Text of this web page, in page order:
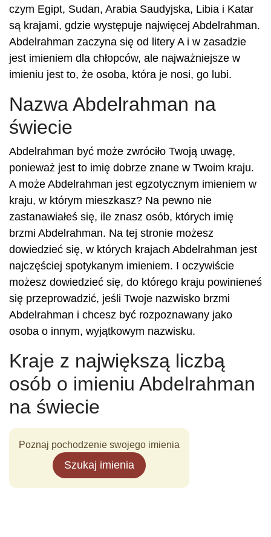
czym Egipt, Sudan, Arabia Saudyjska, Libia i Katar
są krajami, gdzie występuje najwięcej Abdelrahman.
Abdelrahman zaczyna się od litery A i w zasadzie
jest imieniem dla chłopców, ale najważniejsze w
imieniu jest to, że osoba, która je nosi, go lubi.
Nazwa Abdelrahman na
świecie
Abdelrahman być może zwróciło Twoją uwagę,
ponieważ jest to imię dobrze znane w Twoim kraju.
A może Abdelrahman jest egzotycznym imieniem w
kraju, w którym mieszkasz? Na pewno nie
zastanawiałeś się, ile znasz osób, których imię
brzmi Abdelrahman. Na tej stronie możesz
dowiedzieć się, w których krajach Abdelrahman jest
najczęściej spotykanym imieniem. I oczywiście
możesz dowiedzieć się, do którego kraju powinieneś
się przeprowadzić, jeśli Twoje nazwisko brzmi
Abdelrahman i chcesz być rozpoznawany jako
osoba o innym, wyjątkowym nazwisku.
Kraje z największą liczbą
osób o imieniu Abdelrahman
na świecie
Poznaj pochodzenie swojego imienia
Szukaj imienia